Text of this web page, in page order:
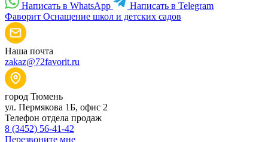
Написать в WhatsApp
Написать в Telegram
Фаворит Оснащение школ и детских садов
Наша почта
zakaz@72favorit.ru
город Тюмень
ул. Пермякова 1Б, офис 2
Телефон отдела продаж
8 (3452) 56-41-42
Перезвоните мне